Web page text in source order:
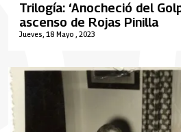
Jueves, 18 Mayo , 2023
Trilogía: ‘Anocheció del
ascenso de Rojas Pinilla